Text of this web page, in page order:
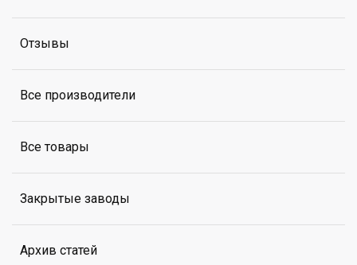
Отзывы
Все производители
Все товары
Закрытые заводы
Архив статей